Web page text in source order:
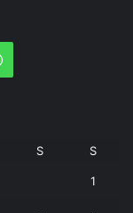
WhatsApp
S S
1